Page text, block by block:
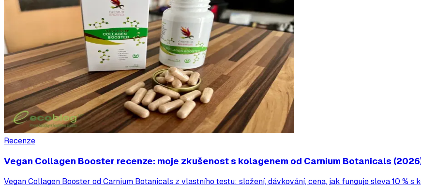
Recenze
Vegan Collagen Booster recenze: moje zkušenost s kolagenem od Carnium Botanicals
Vegan Collagen Booster od Carnium Botanicals z vlastního testu: složení, dávkování, cena, jak funguje sleva 10 % s